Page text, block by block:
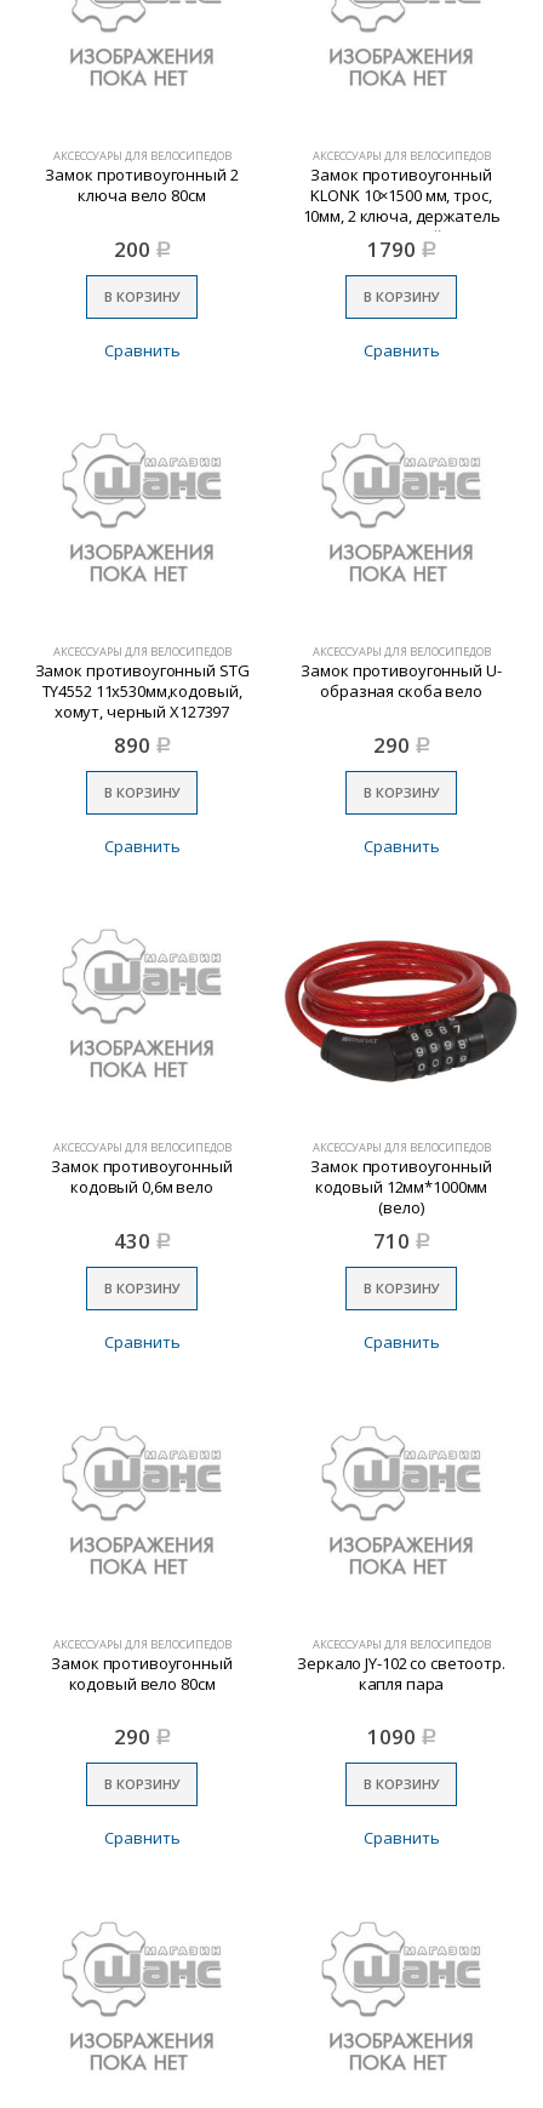
АКСЕССУАРЫ ДЛЯ ВЕЛОСИПЕДОВ
Замок противоугонный 2
ключа вело 80см
200 Р
В КОРЗИНУ
Сравнить
АКСЕССУАРЫ ДЛЯ ВЕЛОСИПЕДОВ
Замок противоугонный
KLONK 10×1500 мм, трос,
10мм, 2 ключа, держатель
на раму, черный 10312
1790 Р
В КОРЗИНУ
Сравнить
АКСЕССУАРЫ ДЛЯ ВЕЛОСИПЕДОВ
Замок противоугонный STG
TY4552 11х530мм,кодовый,
хомут, черный Х127397
890 Р
В КОРЗИНУ
Сравнить
АКСЕССУАРЫ ДЛЯ ВЕЛОСИПЕДОВ
Замок противоугонный U-
образная скоба вело
290 Р
В КОРЗИНУ
Сравнить
АКСЕССУАРЫ ДЛЯ ВЕЛОСИПЕДОВ
Замок противоугонный
кодовый 0,6м вело
430 Р
В КОРЗИНУ
Сравнить
АКСЕССУАРЫ ДЛЯ ВЕЛОСИПЕДОВ
Замок противоугонный
кодовый 12мм*1000мм
(вело)
710 Р
В КОРЗИНУ
Сравнить
АКСЕССУАРЫ ДЛЯ ВЕЛОСИПЕДОВ
Замок противоугонный
кодовый вело 80см
290 Р
В КОРЗИНУ
Сравнить
АКСЕССУАРЫ ДЛЯ ВЕЛОСИПЕДОВ
Зеркало JY-102 со светоотр.
капля пара
1090 Р
В КОРЗИНУ
Сравнить